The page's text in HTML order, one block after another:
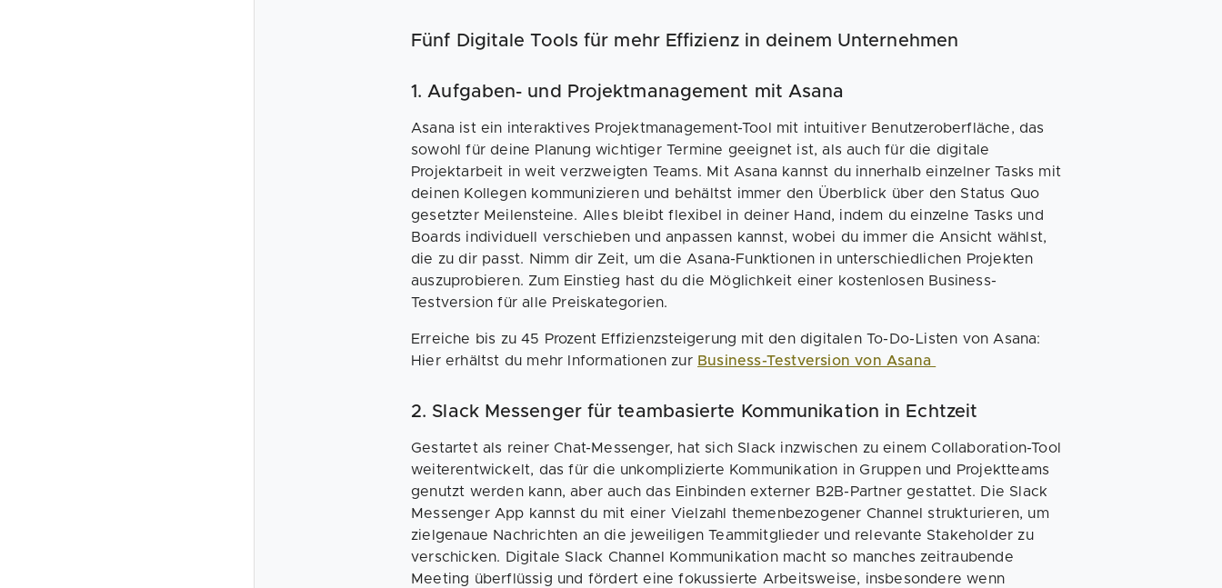
Fünf Digitale Tools für mehr Effizienz in deinem Unternehmen
1. Aufgaben- und Projektmanagement mit Asana
Asana ist ein interaktives Projektmanagement-Tool mit intuitiver Benutzeroberfläche, das
sowohl für deine Planung wichtiger Termine geeignet ist, als auch für die digitale
Projektarbeit in weit verzweigten Teams. Mit Asana kannst du innerhalb einzelner Tasks mit
deinen Kollegen kommunizieren und behältst immer den Überblick über den Status Quo
gesetzter Meilensteine. Alles bleibt flexibel in deiner Hand, indem du einzelne Tasks und
Boards individuell verschieben und anpassen kannst, wobei du immer die Ansicht wählst,
die zu dir passt. Nimm dir Zeit, um die Asana-Funktionen in unterschiedlichen Projekten
auszuprobieren. Zum Einstieg hast du die Möglichkeit einer kostenlosen Business-
Testversion für alle Preiskategorien.
Erreiche bis zu 45 Prozent Effizienzsteigerung mit den digitalen To-Do-Listen von Asana:
Hier erhältst du mehr Informationen zur Business-Testversion von Asana
2. Slack Messenger für teambasierte Kommunikation in Echtzeit
Gestartet als reiner Chat-Messenger, hat sich Slack inzwischen zu einem Collaboration-Tool
weiterentwickelt, das für die unkomplizierte Kommunikation in Gruppen und Projektteams
genutzt werden kann, aber auch das Einbinden externer B2B-Partner gestattet. Die Slack
Messenger App kannst du mit einer Vielzahl themenbezogener Channel strukturieren, um
zielgenaue Nachrichten an die jeweiligen Teammitglieder und relevante Stakeholder zu
verschicken. Digitale Slack Channel Kommunikation macht so manches zeitraubende
Meeting überflüssig und fördert eine fokussierte Arbeitsweise, insbesondere wenn